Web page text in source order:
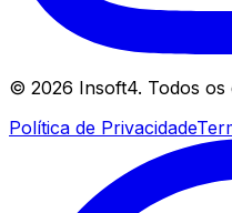
© 2026 Insoft4. Todos os
Política de Privacidade